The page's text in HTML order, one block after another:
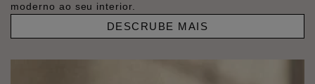
moderno ao seu interior.
DESCRUBE MAIS